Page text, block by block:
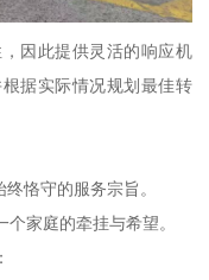
因此提供灵活的响应机
据实际情况规划最佳转
恪守的服务宗旨。
家庭的牵挂与希望。